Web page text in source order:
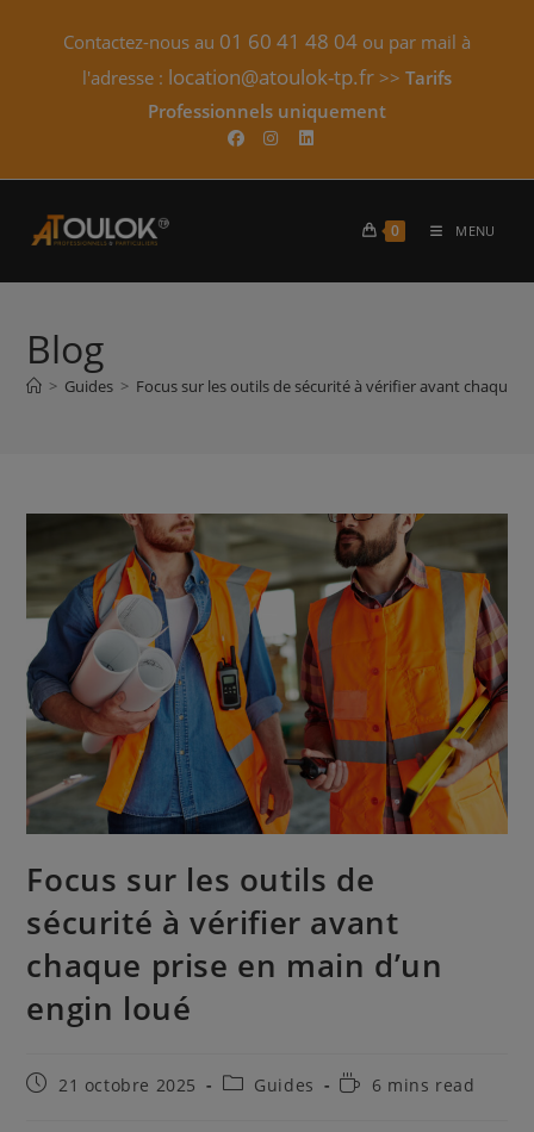
Contactez-nous au 01 60 41 48 04 ou par mail à
l'adresse : location@atoulok-tp.fr >> Tarifs
Professionnels uniquement​
0 MENU
Blog
> Guides > Focus sur les outils de sécurité à vérifier avant chaque
Focus sur les outils de
sécurité à vérifier avant
chaque prise en main d’un
engin loué
Publication
21 octobre 2025
PostGuides
Temps6 mins read